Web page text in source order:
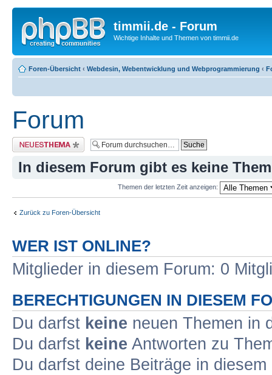
timmii.de - Forum
Wichtige Inhalte und Themen von timmii.de
Foren-Übersicht ‹ Webdesin, Webentwicklung und Webprogrammierung ‹
Forum
Neues Thema erstellen
In diesem Forum gibt es keine
Themen der letzten Zeit anzeigen:
Zurück zu Foren-Übersicht
WER IST ONLINE?
Mitglieder in diesem Forum: 0
BERECHTIGUNGEN IN DIESEM
Du darfst keine neuen Themen in
Du darfst keine Antworten zu
Du darfst deine Beiträge in